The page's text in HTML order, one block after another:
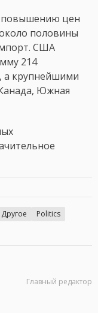
повышению цен
половины
США
214
а крупнейшими
Южная
Другое
Politics
Главный редактор